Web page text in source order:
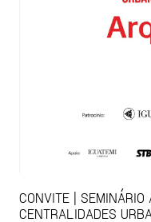
CONVITE | SEMINÁRIO
CENTRALIDADES